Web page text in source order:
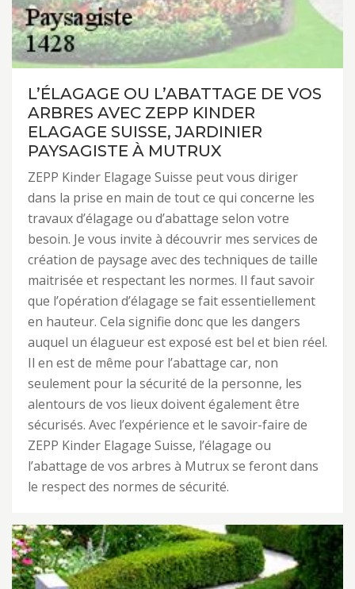
L’ÉLAGAGE OU L’ABATTAGE DE VOS
ARBRES AVEC ZEPP KINDER
ELAGAGE SUISSE, JARDINIER
PAYSAGISTE À MUTRUX
ZEPP Kinder Elagage Suisse peut vous diriger
dans la prise en main de tout ce qui concerne les
travaux d’élagage ou d’abattage selon votre
besoin. Je vous invite à découvrir mes services de
création de paysage avec des techniques de taille
maitrisée et respectant les normes. Il faut savoir
que l’opération d’élagage se fait essentiellement
en hauteur. Cela signifie donc que les dangers
auquel un élagueur est exposé est bel et bien réel.
Il en est de même pour l’abattage car, non
seulement pour la sécurité de la personne, les
alentours de vos lieux doivent également être
sécurisés. Avec l’expérience et le savoir-faire de
ZEPP Kinder Elagage Suisse, l’élagage ou
l’abattage de vos arbres à Mutrux se feront dans
le respect des normes de sécurité.